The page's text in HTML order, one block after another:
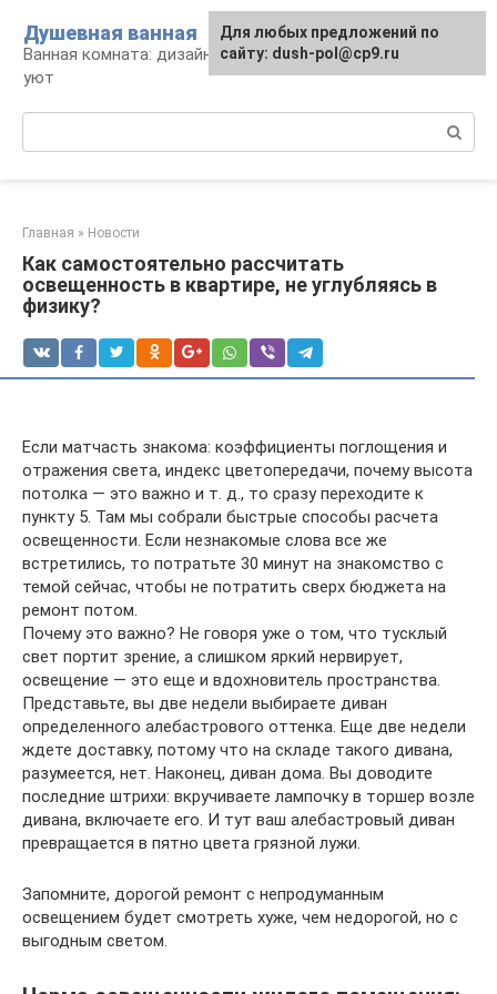
контенту
Душевная ванная
Ванная комната: дизайн, саноборудование,
уют
Главная » Новости
Как самостоятельно рассчитать
освещенность в квартире, не углубляясь в
физику?
Если матчасть знакома: коэффициенты поглощения и
отражения света, индекс цветопередачи, почему высота
потолка ― это важно и т. д., то сразу переходите к
пункту 5. Там мы собрали быстрые способы расчета
освещенности. Если незнакомые слова все же
встретились, то потратьте 30 минут на знакомство с
темой сейчас, чтобы не потратить сверх бюджета на
ремонт потом.
Почему это важно? Не говоря уже о том, что тусклый
свет портит зрение, а слишком яркий нервирует,
освещение ― это еще и вдохновитель пространства.
Представьте, вы две недели выбираете диван
определенного алебастрового оттенка. Еще две недели
ждете доставку, потому что на складе такого дивана,
разумеется, нет. Наконец, диван дома. Вы доводите
последние штрихи: вкручиваете лампочку в торшер возле
дивана, включаете его. И тут ваш алебастровый диван
превращается в пятно цвета грязной лужи.
Запомните, дорогой ремонт с непродуманным
освещением будет смотреть хуже, чем недорогой, но с
выгодным светом.
Для любых предложений по
сайту: dush-pol@cp9.ru